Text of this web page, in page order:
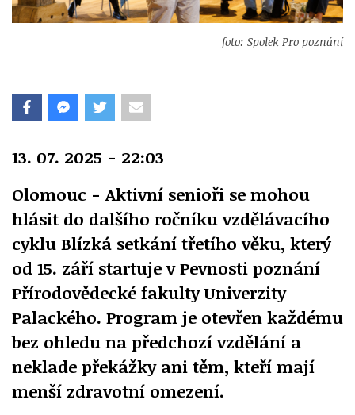
foto: Spolek Pro poznání
13. 07. 2025 - 22:03
Olomouc - Aktivní senioři se mohou
hlásit do dalšího ročníku vzdělávacího
cyklu Blízká setkání třetího věku, který
od 15. září startuje v Pevnosti poznání
Přírodovědecké fakulty Univerzity
Palackého. Program je otevřen každému
bez ohledu na předchozí vzdělání a
neklade překážky ani těm, kteří mají
menší zdravotní omezení.